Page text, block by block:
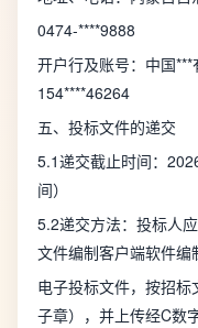
0474-****9888
开户行及账号：中国***
154****46264
五、投标文件的递交
5.1递交截止时间：
间）
5.2递交方法：投标人
文件编制客户端软件编
电子投标文件，按招
子章），并上传经C数